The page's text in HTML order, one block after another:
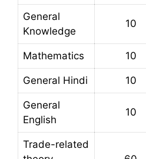
General
Knowledge
10
Mathematics 10
General Hindi 10
General
English
10
Trade-related